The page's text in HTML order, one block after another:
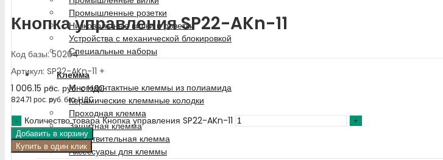
Промышленные розетки
Низковольтные вилки и розетки
Устройства с механической блокировкой
Специальные наборы
Клемма
Многоконтактные клеммы из полиамида
Керамические клеммные колодки
Проходная клемма
Защитная клемма
Разветвительная клемма
Аксессуары для клеммы
Кнопка управления SP22-AKn-11
Код базы: 50264
Артикул: SP22-AKn-11 +
1 006.15 рос. руб.с НДС
824.71 рос. руб.без НДС
Количество товара Кнопка управления SP22-AKn-11
Добавить в корзину
Купить в один клик